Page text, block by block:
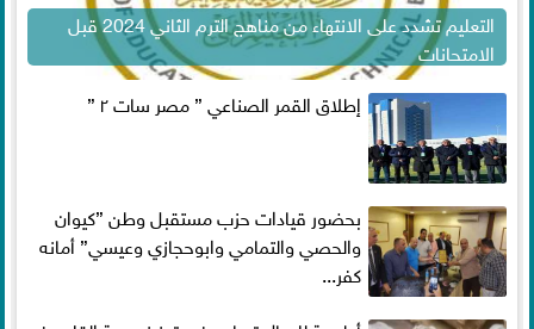
التعليم تشدد على الانتهاء من مناهج الترم الثاني 2024 قبل
الامتحانات
إطلاق القمر الصناعي ” مصر سات ٢ ”
بحضور قيادات حزب مستقبل وطن ”كيوان
والحصي والتمامي وابوحجازي وعيسي” أمانه
كفر...